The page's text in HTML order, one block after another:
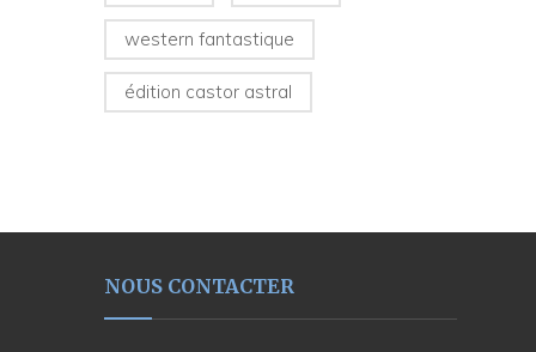
western fantastique
édition castor astral
NOUS CONTACTER